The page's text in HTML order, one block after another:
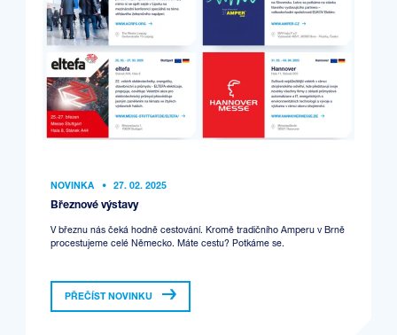
NOVINKA • 27. 02. 2025
Březnové výstavy
V březnu nás čeká hodně cestování. Kromě tradičního Amperu v Brně
procestujeme celé Německo. Máte cestu? Potkáme se.
PŘEČÍST NOVINKU